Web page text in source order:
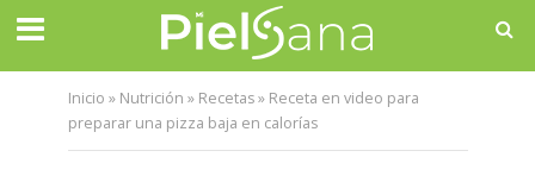
Inicio » Nutrición » Recetas» Receta en video para
preparar una pizza baja en calorías